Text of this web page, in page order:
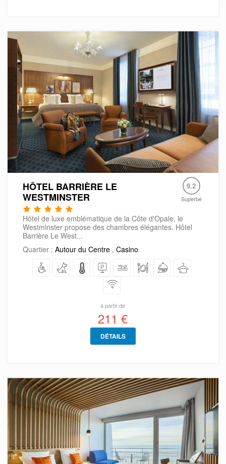
HÔTEL BARRIÈRE LE
WESTMINSTER
9.2
Superbe
Hôtel de luxe emblématique de la Côte d'Opale, le
Westminster propose des chambres élégantes. Hôtel
Barrière Le West...
Quartier : Autour du Centre , Casino
à partir de
211 €
DÉTAILS